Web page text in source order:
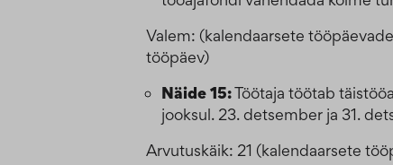
Valem: (kalendaarsete
tööpäev)
Näide 15:Töötaja töötab
jooksul. 23. detsember ja 31.
Arvutuskäik: 21 (kalendaarsete